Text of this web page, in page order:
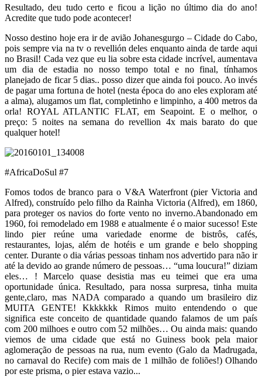
Resultado, deu tudo certo e ficou a lição no último dia do ano!
Acredite que tudo pode acontecer!
Nosso destino hoje era ir de avião Johanesgurgo – Cidade do Cabo,
pois sempre via na tv o revellión deles enquanto ainda de tarde aqui
no Brasil! Cada vez que eu lia sobre esta cidade incrível, aumentava
um dia de estadia no nosso tempo total e no final, tínhamos
planejado de ficar 5 dias.. posso dizer que ainda foi pouco. Ao invés
de pagar uma fortuna de hotel (nesta época do ano eles exploram até
a alma), alugamos um flat, completinho e limpinho, a 400 metros da
orla! ROYAL ATLANTIC FLAT, em Seapoint. E o melhor, o
preço: 5 noites na semana do revellion 4x mais barato do que
qualquer hotel!
#AfricaDoSul #7
Fomos todos de branco para o V&A Waterfront (pier Victoria and
Alfred), construído pelo filho da Rainha Victoria (Alfred), em 1860,
para proteger os navios do forte vento no inverno.Abandonado em
1960, foi remodelado em 1988 e atualmente é o maior sucesso! Este
lindo pier reúne uma variedade enorme de bistrôs, cafés,
restaurantes, lojas, além de hotéis e um grande e belo shopping
center. Durante o dia várias pessoas tinham nos advertido para não ir
até la devido ao grande número de pessoas… “uma loucura!” diziam
eles… ! Marcelo quase desistia mas eu teimei que era uma
oportunidade única. Resultado, para nossa surpresa, tinha muita
gente,claro, mas NADA comparado a quando um brasileiro diz
MUITA GENTE! Kkkkkkk Rimos muito entendendo o que
significa este conceito de quantidade quando falamos de um país
com 200 milhoes e outro com 52 milhões… Ou ainda mais: quando
viemos de uma cidade que está no Guiness book pela maior
aglomeração de pessoas na rua, num evento (Galo da Madrugada,
no carnaval do Recife) com mais de 1 milhão de foliões!) Olhando
por este prisma, o pier estava vazio...